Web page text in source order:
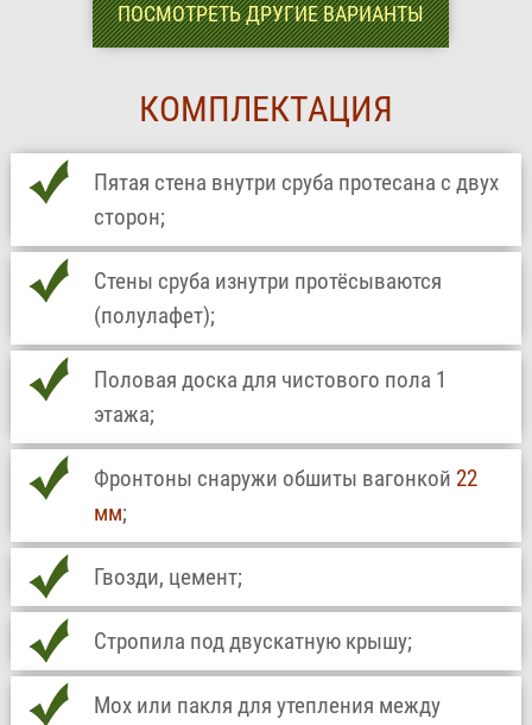
ПОСМОТРЕТЬ ДРУГИЕ ВАРИАНТЫ
КОМПЛЕКТАЦИЯ
Пятая стена внутри сруба протесана с двух
сторон;
Стены сруба изнутри протёсываются
(полулафет);
Половая доска для чистового пола 1
этажа;
Фронтоны снаружи обшиты вагонкой 22
мм;
Гвозди, цемент;
Стропила под двускатную крышу;
Мох или пакля для утепления между